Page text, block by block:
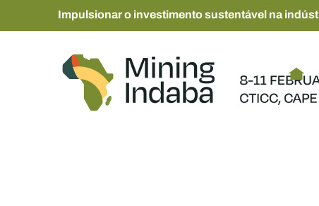
Impulsionar o investimento sustentável na